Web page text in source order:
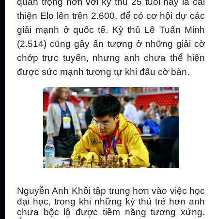
thiện Elo lên trên 2.600, để có cơ hội dự các
giải mạnh ở quốc tế. Kỳ thủ Lê Tuấn Minh
(2.514) cũng gây ấn tượng ở những giải cờ
chớp trực tuyến, nhưng anh chưa thể hiện
được sức mạnh tương tự khi đấu cờ bàn.
Nguyễn Anh Khôi tập trung hơn vào việc học
đại học, trong khi những kỳ thủ trẻ hơn anh
chưa bộc lộ được tiềm năng tương xứng.